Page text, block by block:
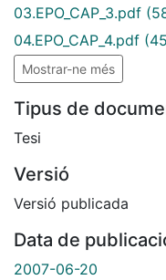
03.EPO_CAP_3.pdf
04.EPO_CAP_4.pdf
Mostrar-ne més
Tipus de
Tesi
Versió
Versió publicada
Data de
2007-06-20